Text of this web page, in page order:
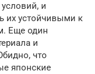
условий, и
их устойчивыми к
Еще один
и
что
японские